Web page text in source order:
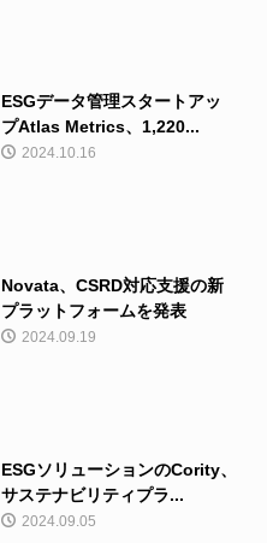
ESGデータ管理スタートアッ
プAtlas Metrics、1,220...
2024.10.16
Novata、CSRD対応支援の新
プラットフォームを発表
2024.09.19
ESGソリューションのCority、
サステナビリティプラ...
2024.09.05